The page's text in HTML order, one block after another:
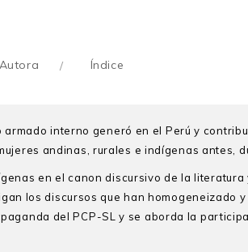
Autora Índice
interno generó en el Perú y
andinas, rurales e indígenas antes,
en el canon discursivo de la
los discursos que han homogeneizado
del PCP-SL y se aborda la